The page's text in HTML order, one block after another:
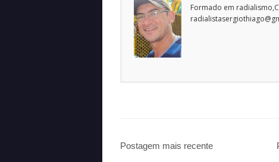
Formado em
Postagem mais recente